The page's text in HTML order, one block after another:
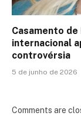
Casamento
internacional
controvérsia
5 de junho de 2026
Comments are